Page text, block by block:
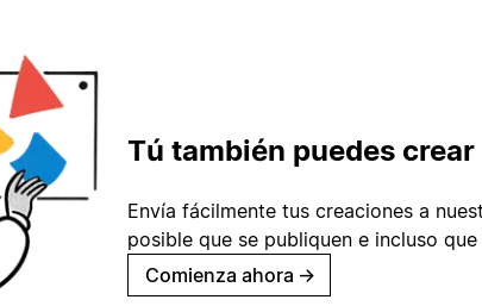
Tú también puedes crear
Envía fácilmente tus creaciones a
posible que se publiquen e incluso
Comienza ahora →